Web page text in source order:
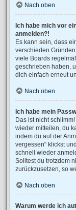
Nach oben
Ich habe mich vor
anmelden?!
Es kann sein, dass
verschieden
viele Boards
geschrieben haben,
dich einfach erneut
Nach oben
Ich habe mein
Das ist nicht
wieder mitteilen, du
indem du auf der
vergessen“ klickst
schnell wieder
Solltest du trotzdem
zurückzusetzen, so
Nach oben
Warum werde ich